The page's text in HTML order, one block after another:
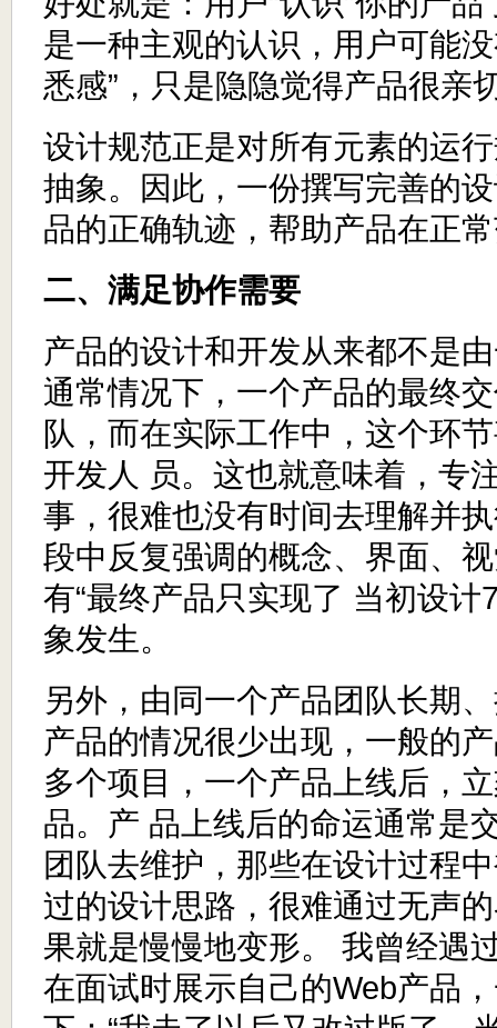
是一种主观的认识，用户可能
悉感”，只是隐隐觉得产品很亲
设计规范正是对所有元素的运
抽象。因此，一份撰写完善的
品的正确轨迹，帮助产品在正
二、满足协作需要
产品的设计和开发从来都不是
通常情况下，一个产品的最终
队，而在实际工作中，这个环
开发人 员。这也就意味着，专
事，很难也没有时间去理解并
段中反复强调的概念、界面、
有“最终产品只实现了 当初设计
象发生。
另外，由同一个产品团队长期
产品的情况很少出现，一般的
多个项目，一个产品上线后，
品。产 品上线后的命运通常是
团队去维护，那些在设计过程
过的设计思路，很难通过无声
果就是慢慢地变形。 我曾经遇
在面试时展示自己的Web产品